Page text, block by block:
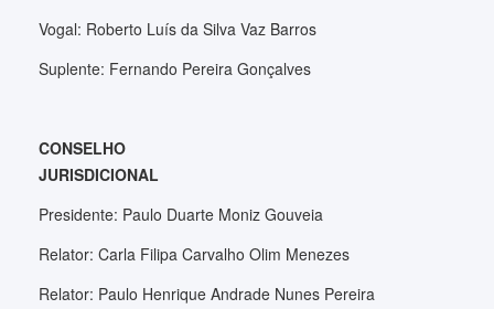
Vogal: Roberto Luís da Silva Vaz Barros
Suplente: Fernando Pereira Gonçalves
CONSELHO
JURISDICIONAL
Presidente: Paulo Duarte Moniz Gouveia
Relator: Carla Filipa Carvalho Olim Menezes
Relator: Paulo Henrique Andrade Nunes Pereira